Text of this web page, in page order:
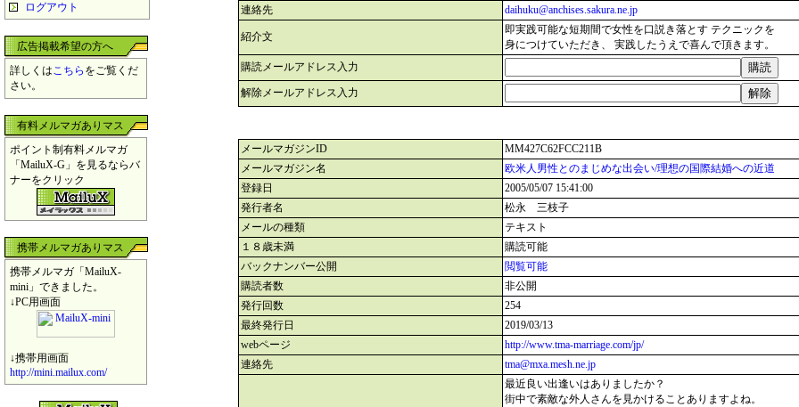
ログアウト
広告掲載希望の方へ
詳しくはこちら をご覧くだ
さい。
有料メルマガありマス
ポイント制有料メルマガ
「MailuX-G」を見るならバ
ナーをクリック
携帯メルマガありマス
携帯メルマガ「MailuX-
mini」できました。
↓PC用画面
↓携帯用画面
http://mini.mailux.com/
連絡先
daihuku@anchises.sakura.ne.jp
紹介文
即実践可能な短期間で女性を口説き落とす テクニックを
身につけていただき、 実践したうえで喜んで頂きます。
購読メールアドレス入力
解除メールアドレス入力
メールマガジンID
MM427C62FCC211B
メールマガジン名
欧米人男性とのまじめな出会い/理想の国際結婚への近道
登録日
2005/05/07 15:41:00
発行者名
松永 三枝子
メールの種類
テキスト
１８歳未満
購読可能
バックナンバー公開
閲覧可能
購読者数
非公開
発行回数
254
最終発行日
2019/03/13
webページ
http://www.tma-marriage.com/jp/
連絡先
tma@mxa.mesh.ne.jp
最近良い出逢いはありましたか？
街中で素敵な外人さんを見かけることありますよね。